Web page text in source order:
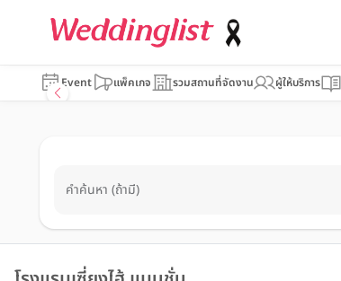
Event แพ็คเกจ รวมสถานที่จัดงาน ผู้ให้บริการ
คำค้นหา (ถ้ามี)